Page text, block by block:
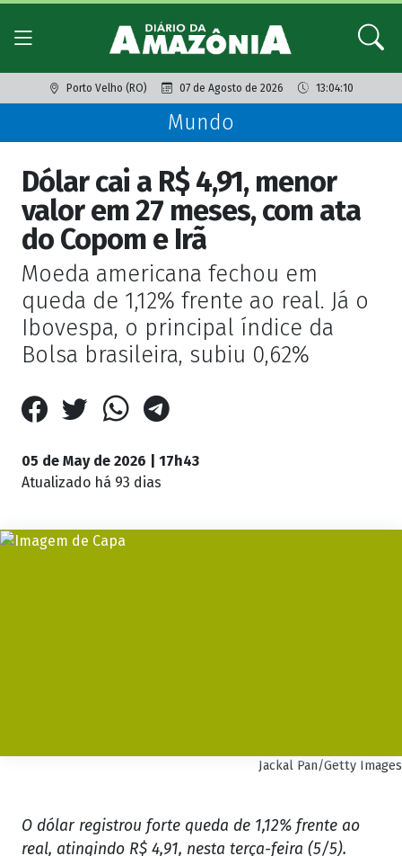
Porto Velho (RO) 07 de Agosto de 2026 13:04:10
Mundo
Dólar cai a R$ 4,91, menor
valor em 27 meses, com ata
do Copom e Irã
Moeda americana fechou em
queda de 1,12% frente ao real. Já o
Ibovespa, o principal índice da
Bolsa brasileira, subiu 0,62%
05 de May de 2026 | 17h43
Atualizado há 93 dias
Jackal Pan/Getty Images
O dólar registrou forte queda de 1,12% frente ao
real, atingindo R$ 4,91, nesta terça-feira (5/5).